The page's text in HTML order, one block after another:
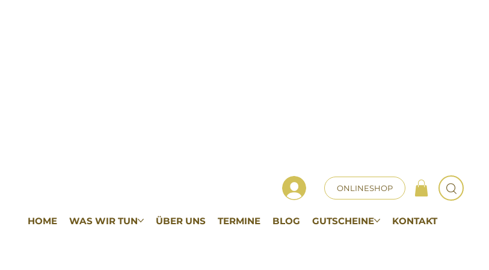
ONLINESHOP
HOME WAS WIR TUN ÜBER UNS TERMINE BLOG GUTSCHEINE KONTAKT